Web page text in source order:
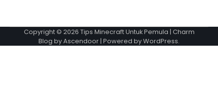
Copyright © 2026 Tips Minecraft Untuk Pemula | Charm
Blog byAscendoor| Powered byWordPress.